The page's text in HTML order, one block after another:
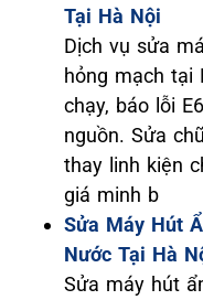
Tại Hà Nội
Dịch vụ sửa
hỏng mạch tại
chạy, báo lỗi
nguồn. Sửa
thay linh kiện
giá minh b
Sửa Máy Hút
Nước Tại Hà
Sửa máy hút